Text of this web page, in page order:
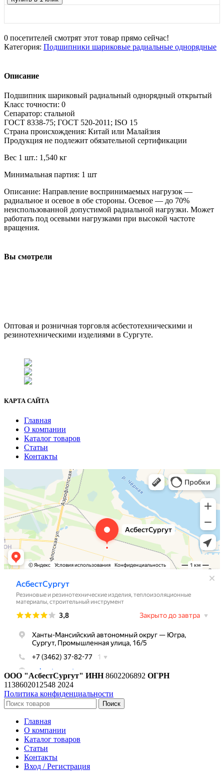
0 посетителей смотрят этот товар прямо сейчас!
Категория: Подшипники шариковые радиальные однорядные
Описание
Подшипник шариковый радиальный однорядный открытый
Класс точности: 0
Сепаратор: стальной
ГОСТ 8338-75; ГОСТ 520-2011; ISO 15
Страна происхождения: Китай или Малайзия
Продукция не подлежит обязательной сертификации
Вес 1 шт.: 1,540 кг
Минимальная партия: 1 шт
Описание: Направление воспринимаемых нагрузок —
радиальное и осевое в обе стороны. Осевое — до 70%
неиспользованной допустимой радиальной нагрузки. Может
работать под осевыми нагрузками при высокой частоте
вращения.
Вы смотрели
Оптовая и розничная торговля асбестотехническими и
резинотехническими изделиями в Сургуте.
КАРТА САЙТА
Главная
О компании
Каталог товаров
Статьи
Контакты
ООО "АсбестСургут" ИНН8602206892 ОГРН
1138602012548 2024
Политика конфиденциальности
Поиск
Главная
О компании
Каталог товаров
Статьи
Контакты
Вход / Регистрация